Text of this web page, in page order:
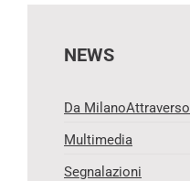
NEWS
Da MilanoAttraverso
Multimedia
Segnalazioni